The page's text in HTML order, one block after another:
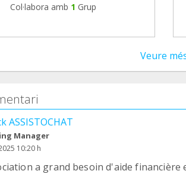
Col·labora amb 1 Grup
Veure
ASSISTOCHAT
Manager
10:20 h
a grand besoin d'aide financière